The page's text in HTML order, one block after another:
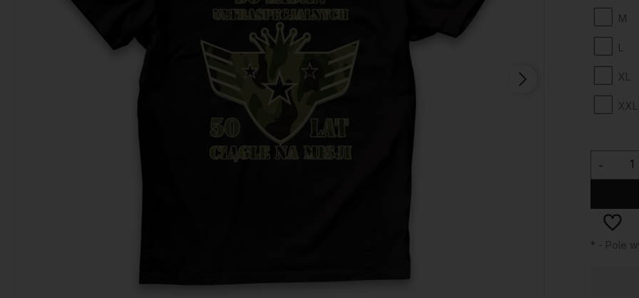
M
L
XL
XXL
-
* - Pole
- Orlen Paczka